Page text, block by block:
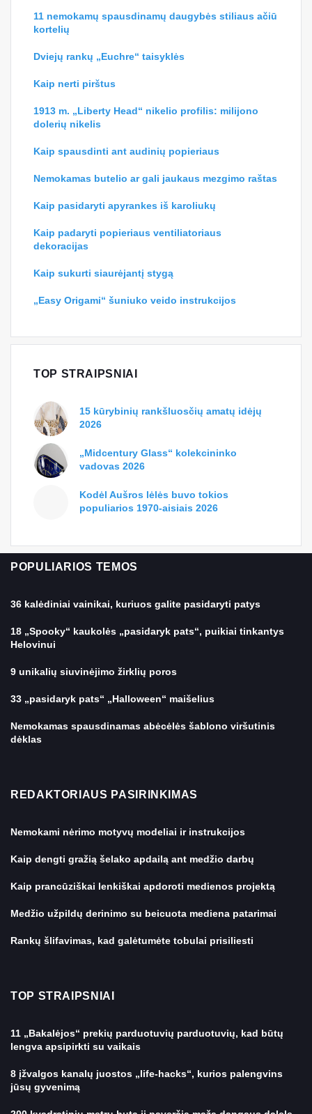
11 nemokamų spausdinamų daugybės stiliaus ačiū
kortelių
Dviejų rankų „Euchre“ taisyklės
Kaip nerti pirštus
1913 m. „Liberty Head“ nikelio profilis: milijono
dolerių nikelis
Kaip spausdinti ant audinių popieriaus
Nemokamas butelio ar gali jaukaus mezgimo raštas
Kaip pasidaryti apyrankes iš karoliukų
Kaip padaryti popieriaus ventiliatoriaus
dekoracijas
Kaip sukurti siaurėjantį stygą
„Easy Origami“ šuniuko veido instrukcijos
TOP STRAIPSNIAI
15 kūrybinių rankšluosčių amatų idėjų
2026
„Midcentury Glass“ kolekcininko
vadovas 2026
Kodėl Aušros lėlės buvo tokios
populiarios 1970-aisiais 2026
POPULIARIOS TEMOS
36 kalėdiniai vainikai, kuriuos galite pasidaryti patys
18 „Spooky“ kaukolės „pasidaryk pats“, puikiai tinkantys
Helovinui
9 unikalių siuvinėjimo žirklių poros
33 „pasidaryk pats“ „Halloween“ maišelius
Nemokamas spausdinamas abėcėlės šablono viršutinis
dėklas
REDAKTORIAUS PASIRINKIMAS
Nemokami nėrimo motyvų modeliai ir instrukcijos
Kaip dengti gražią šelako apdailą ant medžio darbų
Kaip prancūziškai lenkiškai apdoroti medienos projektą
Medžio užpildų derinimo su beicuota mediena patarimai
Rankų šlifavimas, kad galėtumėte tobulai prisiliesti
TOP STRAIPSNIAI
11 „Bakalėjos“ prekių parduotuvių parduotuvių, kad būtų
lengva apsipirkti su vaikais
8 įžvalgos kanalų juostos „life-hacks“, kurios palengvins
jūsų gyvenimą